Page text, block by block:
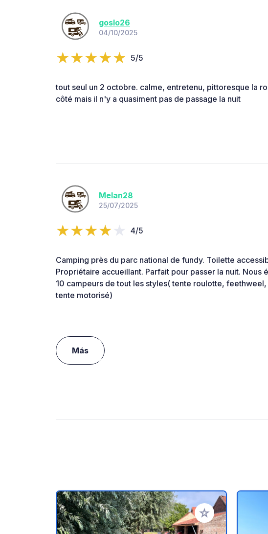
goslo26
04/10/2025
5/5
tout seul un 2 octobre. calme, entretenu, pittoresque la
côté mais il n'y a quasiment pas de passage la nuit
Melan28
25/07/2025
4/5
Camping près du parc national de fundy. Toilette
Propriétaire accueillant. Parfait pour passer la nuit. Nous
10 campeurs de tout les styles( tente roulotte,
tente motorisé)
Más
Añadir a tus favoritos